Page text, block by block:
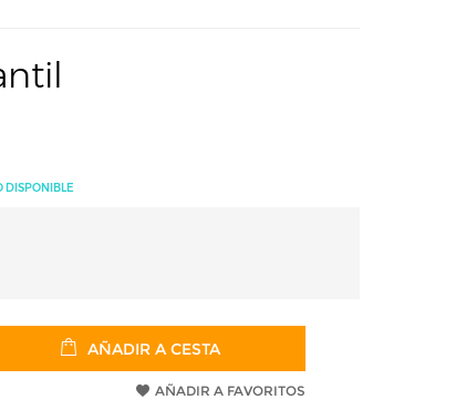
DISPONIBLE
AÑADIR A CESTA
AÑADIR A FAVORITOS